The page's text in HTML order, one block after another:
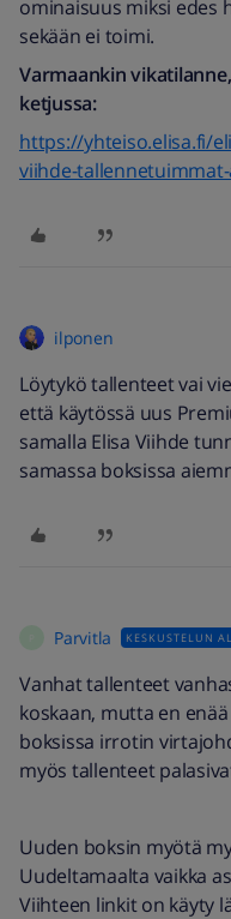
ominaisuus miksi edes
sekään ei toimi.
Varmaankin
ketjussa:
https://yhteiso.elisa.fi/
viihde-
ilponen
Löytykö tallenteet vai
että käytössä uus
samalla Elisa Viihde
samassa boksissa
Parvitla KESKUSTELUN
Vanhat tallenteet
koskaan, mutta en
boksissa irrotin
myös tallenteet
Uuden boksin myötä
Uudeltamaalta vaikka
Viihteen linkit on käyty